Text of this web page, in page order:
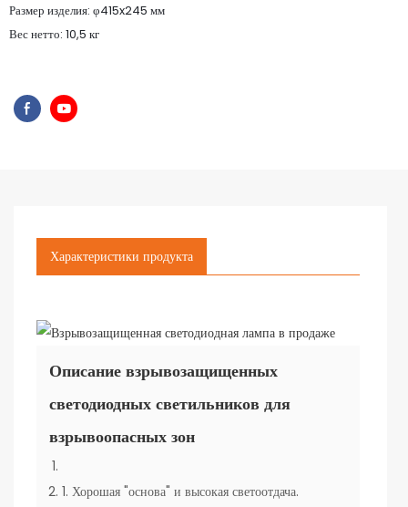
Размер изделия: φ415x245 мм
Вес нетто: 10,5 кг
Характеристики продукта
Описание взрывозащищенных
светодиодных светильников для
взрывоопасных зон
1. Хорошая "основа" и высокая светоотдача.